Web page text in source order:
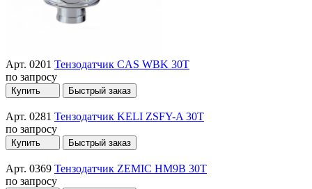
Арт. 0201 Тензодатчик CAS WBK 30T
по запросу
Купить Быстрый заказ
Арт. 0281 Тензодатчик KELI ZSFY-A 30T
по запросу
Купить Быстрый заказ
Арт. 0369 Тензодатчик ZEMIC HM9B 30T
по запросу